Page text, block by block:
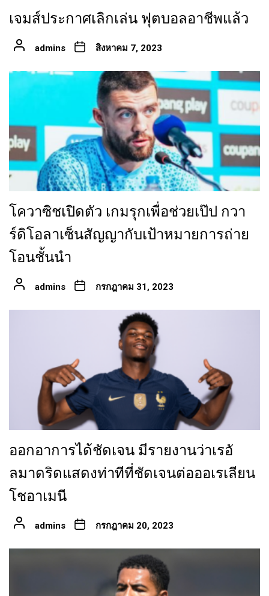
เจมส์ประกาศเลิกเล่น ฟุตบอลอาชีพแล้ว
admins สิงหาคม 7, 2023
โควาซิชเปิดตัว เกมรุกเพื่อช่วยเป๊ป กวา
ร์ดิโอลาเซ็นสัญญากับเป้าหมายการถ่าย
โอนชั้นนำ
admins กรกฎาคม 31, 2023
ออกอาการได้ชัดเจน มีรายงานว่าเรอั
ลมาดริดแสดงท่าทีที่ชัดเจนต่อออเรเลียน
โชอาเมนี
admins กรกฎาคม 20, 2023